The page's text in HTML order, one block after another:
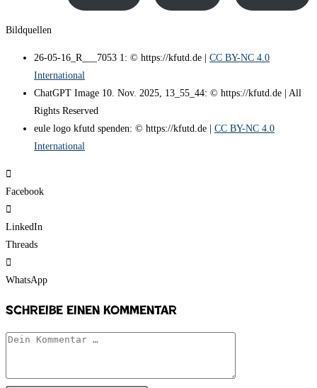
Bildquellen
26-05-16_R___7053 1: © https://kfutd.de | CC BY-NC 4.0
International
ChatGPT Image 10. Nov. 2025, 13_55_44: © https://kfutd.de | All
Rights Reserved
eule logo kfutd spenden: © https://kfutd.de | CC BY-NC 4.0
International
Facebook
LinkedIn
Threads
WhatsApp
Schreibe einen Kommentar
Kommentar